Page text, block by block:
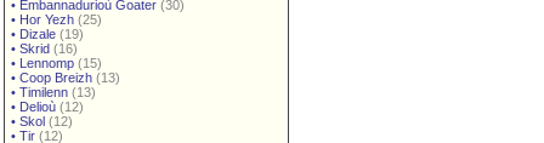
• Embannadurioù Goater (30)
• Hor Yezh (25)
• Dizale (19)
• Skrid (16)
• Lennomp (15)
• Coop Breizh (13)
• Timilenn (13)
• Delioù (12)
• Skol (12)
• Tir (12)